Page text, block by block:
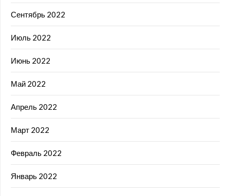
Сентябрь 2022
Июль 2022
Июнь 2022
Май 2022
Апрель 2022
Март 2022
Февраль 2022
Январь 2022